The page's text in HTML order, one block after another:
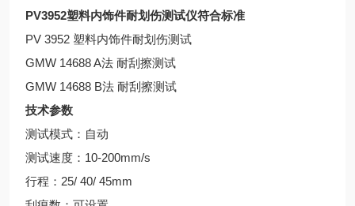
PV3952塑料内饰件耐划伤测试仪符合标准
PV 3952 塑料内饰件耐划伤测试
GMW 14688 A法 耐刮擦测试
GMW 14688 B法 耐刮擦测试
技术参数
测试模式：自动
测试速度：10-200mm/s
行程：25/ 40/ 45mm